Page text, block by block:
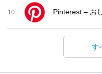
10 Pinterest – お
す